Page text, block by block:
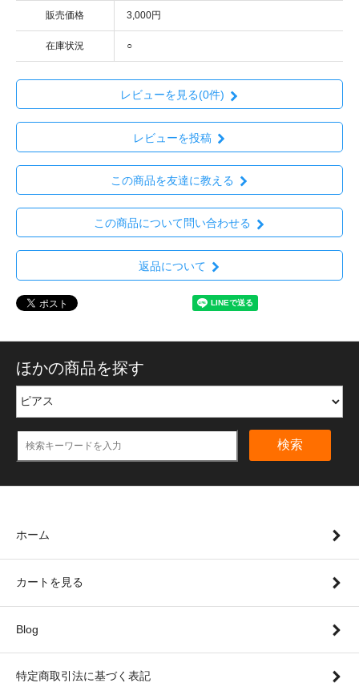
販売価格 3,000円
在庫状況 ○
レビューを見る(0件)
レビューを投稿
この商品を友達に教える
この商品について問い合わせる
返品について
ほかの商品を探す
検索
ホーム
カートを見る
Blog
特定商取引法に基づく表記